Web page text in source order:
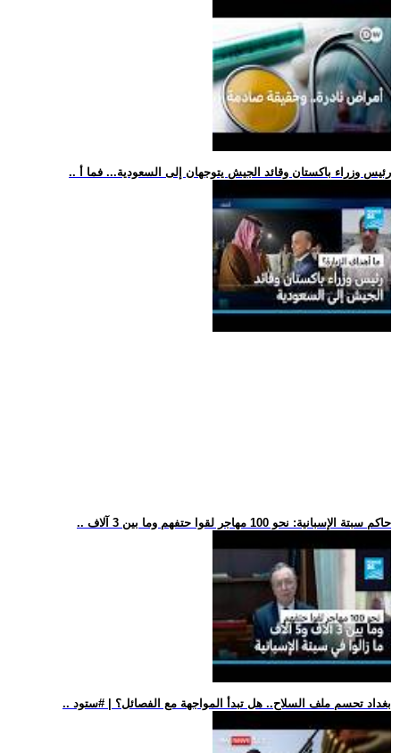
.. رئيس وزراء باكستان وقائد الجيش يتوجهان إلى السعودية... فما أ
.. حاكم سبتة الإسبانية: نحو 100 مهاجر لقوا حتفهم وما بين 3 آلاف
.. بغداد تحسم ملف السلاح.. هل تبدأ المواجهة مع الفصائل؟ | #ستود